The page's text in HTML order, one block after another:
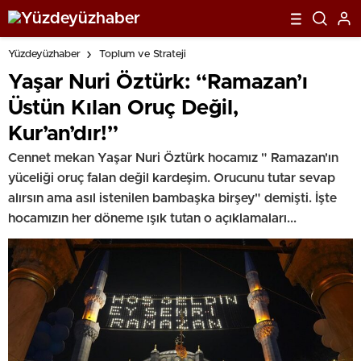
Yüzdeyüzhaber Toplum ve Strateji
Yaşar Nuri Öztürk: “Ramazan’ı
Üstün Kılan Oruç Değil,
Kur’an’dır!”
Cennet mekan Yaşar Nuri Öztürk hocamız " Ramazan'ın
yüceliği oruç falan değil kardeşim. Orucunu tutar sevap
alırsın ama asıl istenilen bambaşka birşey" demişti. İşte
hocamızın her döneme ışık tutan o açıklamaları...